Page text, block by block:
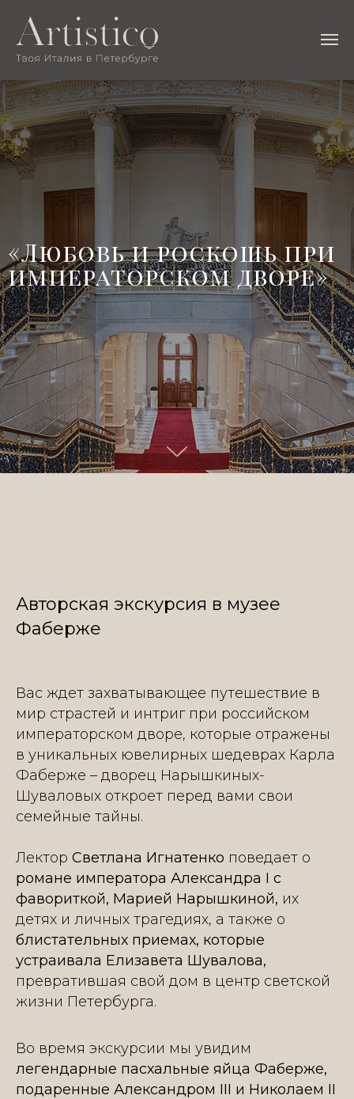
«Любовь и роскошь при
императорском дворе»
Авторская экскурсия в музее
Фаберже
Вас ждет захватывающее путешествие в
мир страстей и интриг при российском
императорском дворе, которые отражены
в уникальных ювелирных шедеврах Карла
Фаберже – дворец Нарышкиных-
Шуваловых откроет перед вами свои
семейные тайны.
Лектор Светлана Игнатенко поведает о
романе императора Александра I с
фавориткой, Марией Нарышкиной, их
детях и личных трагедиях, а также о
блистательных приемах, которые
устраивала Елизавета Шувалова,
превратившая свой дом в центр светской
жизни Петербурга.
Во время экскурсии мы увидим
легендарные пасхальные яйца Фаберже,
подаренные Александром III и Николаем II